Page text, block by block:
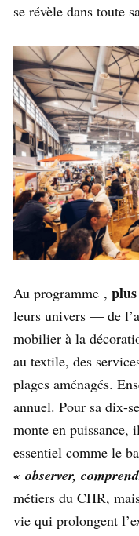
se révèle dans toute
Au programme ,
leurs univers — de
mobilier à la
au textile, des
plages aménagés.
annuel. Pour sa dix-
monte en puissance,
essentiel comme le
« observer,
métiers du CHR,
vie qui prolongent